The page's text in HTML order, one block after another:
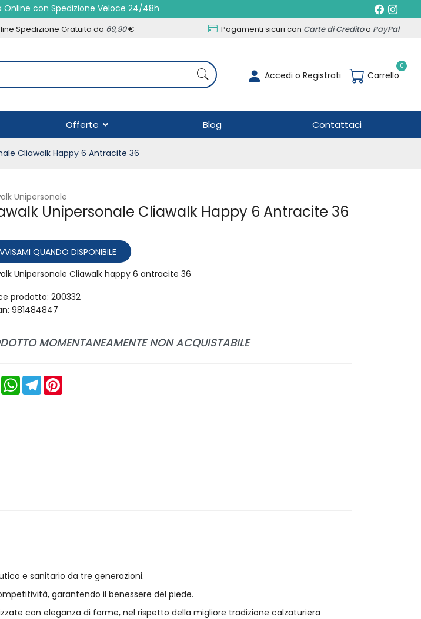
con Spedizione Veloce 24/48h
Spedizione Gratuita da 69,90€ Pagamenti sicuri con Carte di Creditoo PayPal
Accedi o Registrati Carrello
0
Offerte Blog Contattaci
Cliawalk Happy 6 Antracite 36
Unipersonale
Unipersonale Cliawalk Happy 6 Antracite 36
QUANDO DISPONIBILE
Unipersonale Cliawalk happy 6 antracite 36
prodotto: 200332
981484847
MOMENTANEAMENTE NON ACQUISTABILE
FacebookWhatsAppTelegram
e sanitario da tre generazioni.
garantendo il benessere del piede.
con eleganza di forme, nel rispetto della migliore tradizione calzaturiera